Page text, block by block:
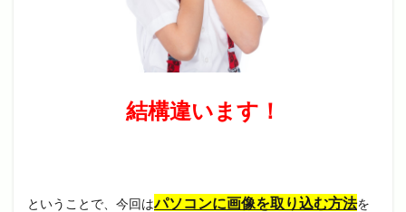
結構違います！
ということで、今回はパソコンに画像を取り込む方法を